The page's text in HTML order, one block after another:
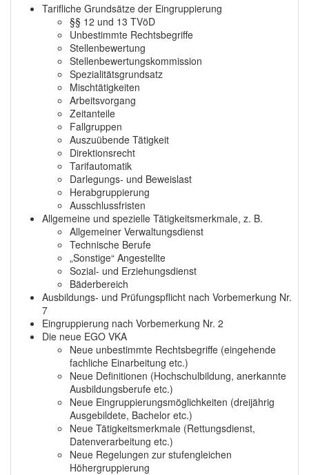
Tarifliche Grundsätze der Eingruppierung
§§ 12 und 13 TVöD
Unbestimmte Rechtsbegriffe
Stellenbewertung
Stellenbewertungskommission
Spezialitätsgrundsatz
Mischtätigkeiten
Arbeitsvorgang
Zeitanteile
Fallgruppen
Auszuübende Tätigkeit
Direktionsrecht
Tarifautomatik
Darlegungs- und Beweislast
Herabgruppierung
Ausschlussfristen
Allgemeine und spezielle Tätigkeitsmerkmale, z. B.
Allgemeiner Verwaltungsdienst
Technische Berufe
„Sonstige“ Angestellte
Sozial- und Erziehungsdienst
Bäderbereich
Ausbildungs- und Prüfungspflicht nach Vorbemerkung Nr.
7
Eingruppierung nach Vorbemerkung Nr. 2
Die neue EGO VKA
Neue unbestimmte Rechtsbegriffe (eingehende
fachliche Einarbeitung etc.)
Neue Definitionen (Hochschulbildung, anerkannte
Ausbildungsberufe etc.)
Neue Eingruppierungsmöglichkeiten (dreijährig
Ausgebildete, Bachelor etc.)
Neue Tätigkeitsmerkmale (Rettungsdienst,
Datenverarbeitung etc.)
Neue Regelungen zur stufengleichen
Höhergruppierung